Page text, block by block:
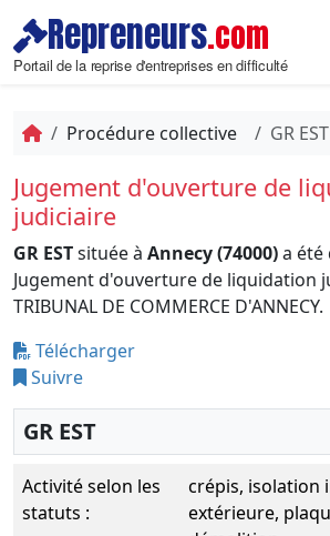
Repreneurs.com
Portail de la reprise d'entreprises en difficulté
Procédure collective GR EST
Jugement d'ouverture de
judiciaire
GR ESTsituée à Annecy (74000)a été
Jugement d'ouverture de liquidation
TRIBUNAL DE COMMERCE D'ANNECY.
Télécharger
Suivre
GR EST
Activité selon les
statuts :
crépis, isolation
extérieure,